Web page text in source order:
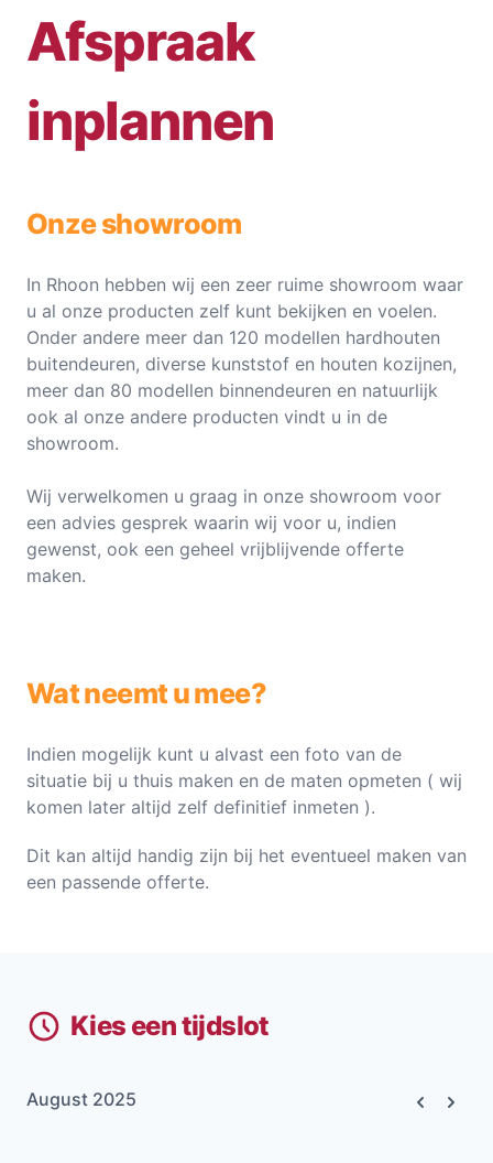
Afspraak
inplannen
Onze showroom
In Rhoon hebben wij een zeer ruime showroom waar
u al onze producten zelf kunt bekijken en voelen.
Onder andere meer dan 120 modellen hardhouten
buitendeuren, diverse kunststof en houten kozijnen,
meer dan 80 modellen binnendeuren en natuurlijk
ook al onze andere producten vindt u in de
showroom.
Wij verwelkomen u graag in onze showroom voor
een advies gesprek waarin wij voor u, indien
gewenst, ook een geheel vrijblijvende offerte
maken.
Wat neemt u mee?
Indien mogelijk kunt u alvast een foto van de
situatie bij u thuis maken en de maten opmeten ( wij
komen later altijd zelf definitief inmeten ).
Dit kan altijd handig zijn bij het eventueel maken van
een passende offerte.
Kies een tijdslot
August 2025